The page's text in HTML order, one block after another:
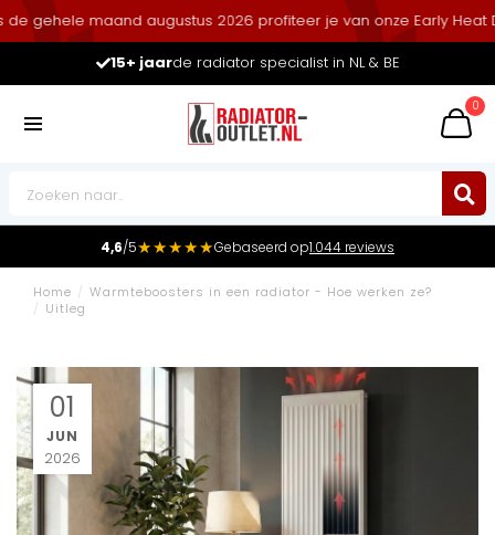
maand augustus 2026 profiteer je van onze Early Heat
15+ jaarde radiator specialist in NL & BE
0
4,6/5★★★★★Gebaseerd op1.044 reviews
Home / Warmteboosters in een radiator - Hoe werken ze?
/ Uitleg
01
JUN
2026